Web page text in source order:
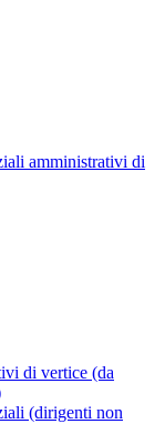
amministrativi di
di vertice (da
(dirigenti non